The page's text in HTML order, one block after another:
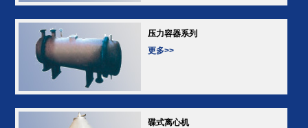
压力容器系列
更多>>
碟式离心机